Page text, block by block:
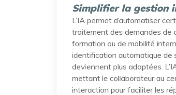
Simplifier la gestion
L’IA permet d’automatiser
traitement des demandes de
formation ou de mobilité
identification automatique de
deviennent plus adaptées.
mettant le collaborateur au
interaction pour faciliter les